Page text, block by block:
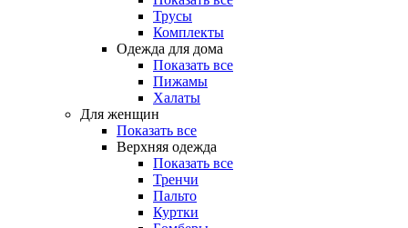
Трусы
Комплекты
Одежда для дома
Показать все
Пижамы
Халаты
Для женщин
Показать все
Верхняя одежда
Показать все
Тренчи
Пальто
Куртки